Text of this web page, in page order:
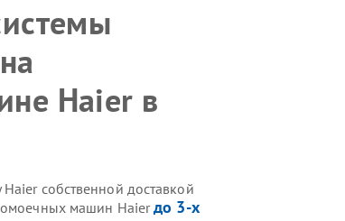
Haier в
собственной доставкой
машин Haierдо 3-х